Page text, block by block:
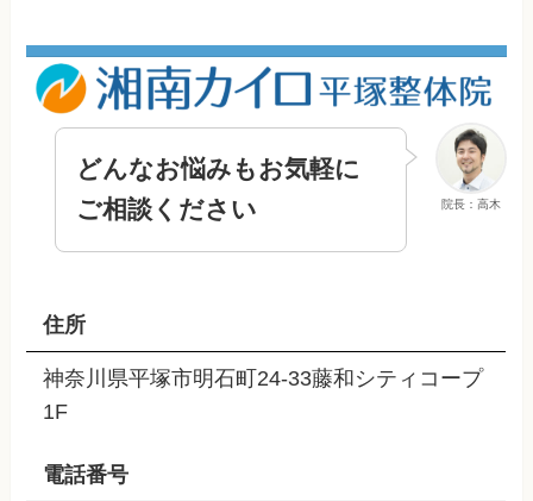
院長：高木
どんなお悩みもお気軽に
ご相談ください
住所
神奈川県平塚市明石町24-33藤和シティコープ
1F
電話番号